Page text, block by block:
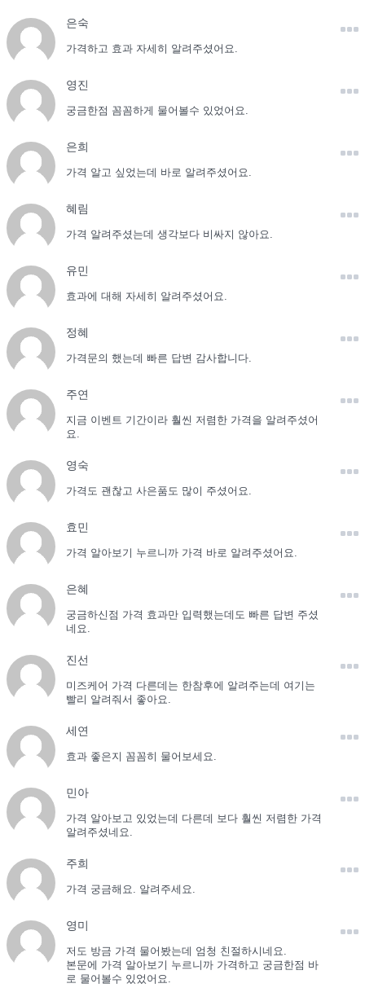
은숙
가격하고 효과 자세히 알려주셨어요.
영진
궁금한점 꼼꼼하게 물어볼수 있었어요.
은희
가격 알고 싶었는데 바로 알려주셨어요.
혜림
가격 알려주셨는데 생각보다 비싸지 않아요.
유민
효과에 대해 자세히 알려주셨어요.
정혜
가격문의 했는데 빠른 답변 감사합니다.
주연
지금 이벤트 기간이라 훨씬 저렴한 가격을 알려주셨어
요.
영숙
가격도 괜찮고 사은품도 많이 주셨어요.
효민
가격 알아보기 누르니까 가격 바로 알려주셨어요.
은혜
궁금하신점 가격 효과만 입력했는데도 빠른 답변 주셨
네요.
진선
미즈케어 가격 다른데는 한참후에 알려주는데 여기는
빨리 알려줘서 좋아요.
세연
효과 좋은지 꼼꼼히 물어보세요.
민아
가격 알아보고 있었는데 다른데 보다 훨씬 저렴한 가격
알려주셨네요.
주희
가격 궁금해요. 알려주세요.
영미
저도 방금 가격 물어봤는데 엄청 친절하시네요.
본문에 가격 알아보기 누르니까 가격하고 궁금한점 바
로 물어볼수 있었어요.